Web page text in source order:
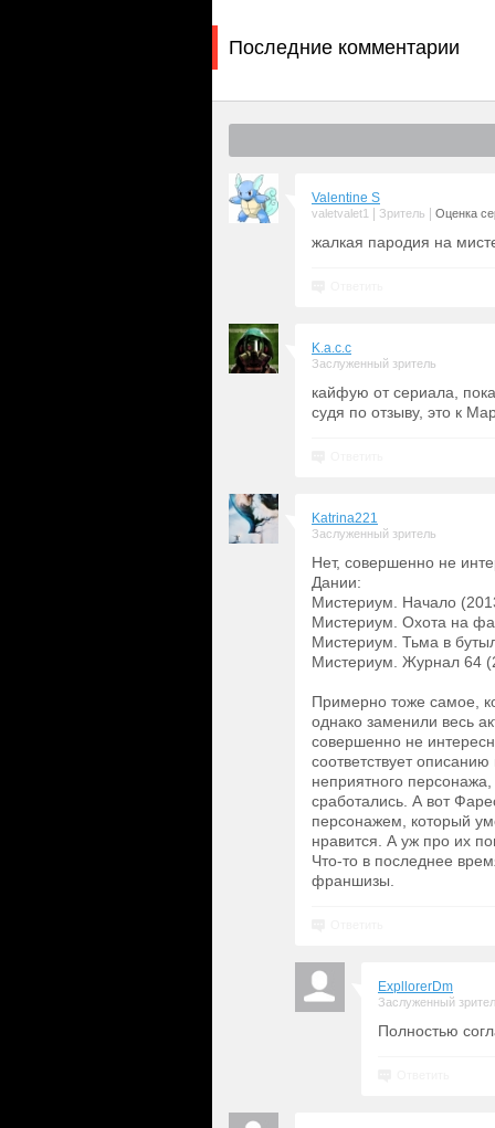
Последние комментарии
Valentine S
valetvalet1 Зритель Оценка
жалкая пародия на
K.a.c.c
Заслуженный зритель
кайфую от сериала,
судя по отзыву, это к
Katrina221
Заслуженный зритель
Нет, совершенно не
Дании:
Мистериум. Начало
Мистериум. Охота на
Мистериум. Тьма в
Мистериум. Журнал 64
Примерно тоже самое,
однако заменили весь
совершенно не
соответствует
неприятного
сработались. А вот
персонажем, который
нравится. А уж про их
Что-то в последнее
франшизы.
ExpllorerDm
Заслуженный
Полностью